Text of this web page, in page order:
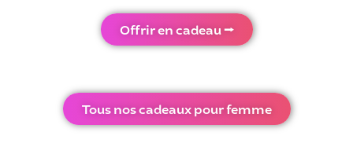
Offrir en cadeau ⭢
Tous nos cadeaux pour femme